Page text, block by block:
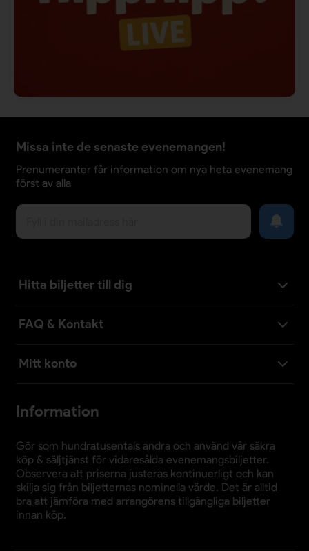
Missa inte de senaste evenemangen!
Prenumeranter får information om nya heta evenemang
först av alla
Hitta biljetter till dig
FAQ & Kontakt
Mitt konto
Information
Gör som hundratusentals andra och använd vår säkra
köp & säljtjänst för vidaresålda evenemangsbiljetter.
Observera att priserna justeras kontinuerligt och kan
skilja sig från biljetternas nominella värde. Det är alltid
bra att jämföra med arrangörens tillgängliga biljetter
innan köp.